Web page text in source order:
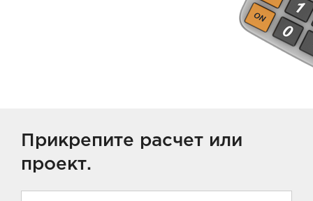
Прикрепите расчет или
проект.